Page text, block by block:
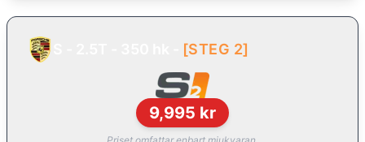
[STEG 2]
9,995 kr